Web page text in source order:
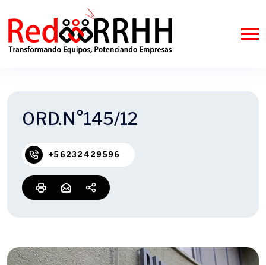
ORD.N°145/12
+56232429596